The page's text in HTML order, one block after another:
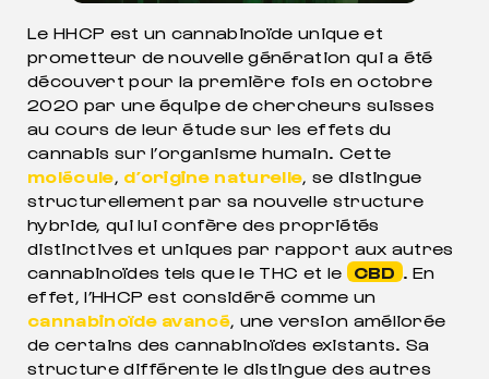
Le HHCP est un cannabinoïde unique et
prometteur de nouvelle génération qui a été
découvert pour la première fois en octobre
2020 par une équipe de chercheurs suisses
au cours de leur étude sur les effets du
cannabis sur l’organisme humain. Cette
molécule, d’origine naturelle, se distingue
structurellement par sa nouvelle structure
hybride, qui lui confère des propriétés
distinctives et uniques par rapport aux autres
cannabinoïdes tels que le THC et le
CBD . En
effet, l’HHCP est considéré comme un
cannabinoïde avancé, une version améliorée
de certains des cannabinoïdes existants. Sa
structure différente le distingue des autres